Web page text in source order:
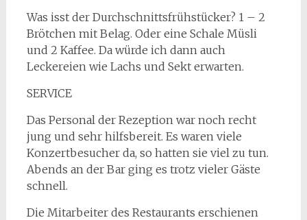
Was isst der Durchschnittsfrühstücker? 1 – 2
Brötchen mit Belag. Oder eine Schale Müsli
und 2 Kaffee. Da würde ich dann auch
Leckereien wie Lachs und Sekt erwarten.
SERVICE
Das Personal der Rezeption war noch recht
jung und sehr hilfsbereit. Es waren viele
Konzertbesucher da, so hatten sie viel zu tun.
Abends an der Bar ging es trotz vieler Gäste
schnell.
Die Mitarbeiter des Restaurants erschienen